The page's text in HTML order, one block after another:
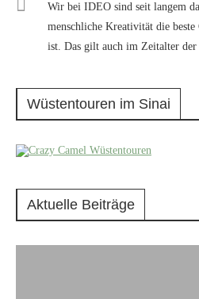
Wir bei IDEO sind seit langem
menschliche Kreativität die
ist. Das gilt auch im Zeitalter
Wüstentouren im Sinai
Aktuelle Beiträge